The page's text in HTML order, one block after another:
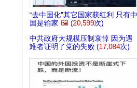
“去中国化”其它国家获红利 只有中
国是输家 🖼️ (20,599次)
中共政府大规模压制哀悼 因为遇
难者证明了党的失败 (17,084次)